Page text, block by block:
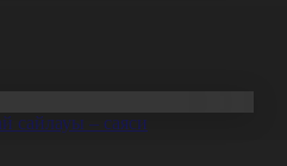
сайлауы – саяси